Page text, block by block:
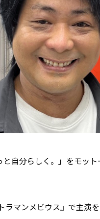
自分らしく。」をモッ
マンメビウス』で主演